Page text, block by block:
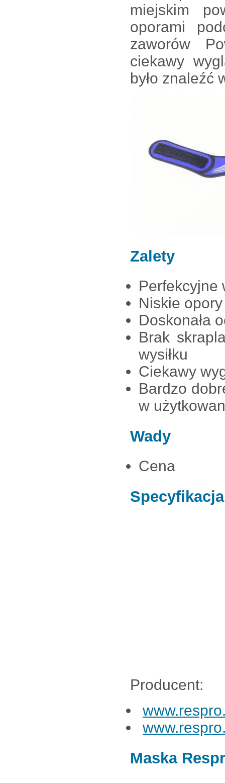
miejskim
oporami
zaworów
ciekawy
było znaleźć
Zalety
Perfekcyjne
Niskie
Doskonała
Brak
wysiłku
Ciekawy
Bardzo
w
Wady
Cena
Specyfikacja
Producent:
Maska